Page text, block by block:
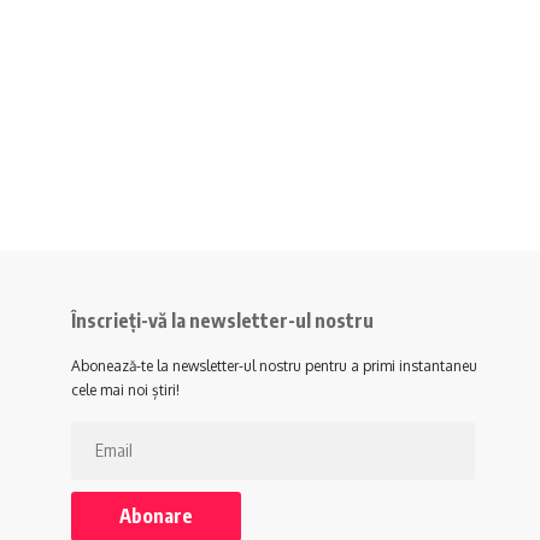
Înscrieți-vă la newsletter-ul nostru
Abonează-te la newsletter-ul nostru pentru a primi instantaneu
cele mai noi știri!